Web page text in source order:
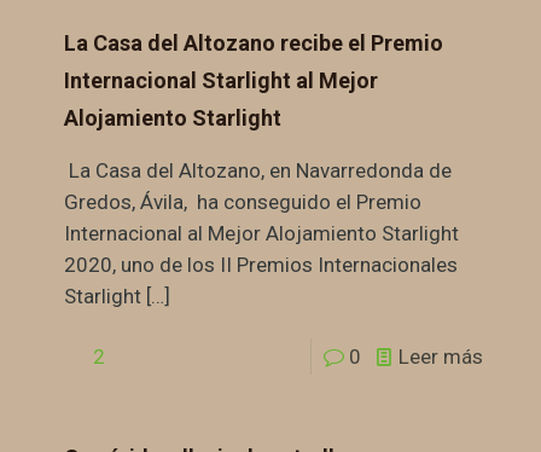
La Casa del Altozano recibe el Premio
Internacional Starlight al Mejor
Alojamiento Starlight
La Casa del Altozano, en Navarredonda de
Gredos, Ávila, ha conseguido el Premio
Internacional al Mejor Alojamiento Starlight
2020, uno de los II Premios Internacionales
Starlight […]
2 0 Leer más